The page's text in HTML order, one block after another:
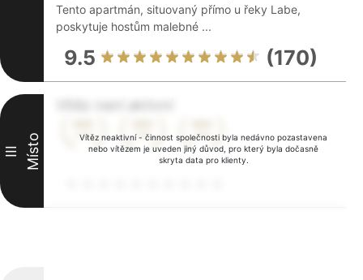
Tento apartmán, situovaný přímo u řeky Labe,
poskytuje hostům malebné ...
9.5 (170)
Vítěz neaktivní - činnost společnosti byla nedávno pozastavena
nebo vítězem je uveden jiný důvod, pro který byla dočasně
skryta data pro klienty.
III Místo